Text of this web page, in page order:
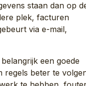
staan dan op
plek, facturen
via e-mail,
een goede
regels beter te